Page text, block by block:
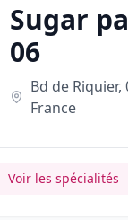
Sugar
06
Bd de Riquier,
France
Voir les spécialités